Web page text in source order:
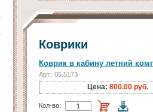
Коврики
Коврик в кабину летний
Арт.: 05.5173
Цена: 800.00 руб.
Кол-во: